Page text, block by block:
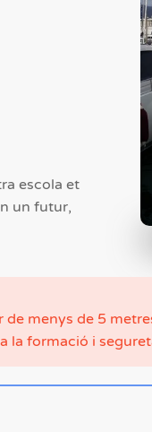
escola et
un futur,
menys de 5
la formació i